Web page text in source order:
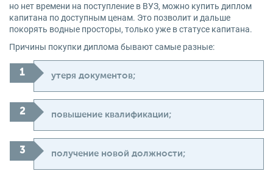
но нет времени на поступление в ВУЗ, можно купить диплом
капитана по доступным ценам. Это позволит и дальше
покорять водные просторы, только уже в статусе капитана.
Причины покупки диплома бывают самые разные:
утеря документов;
повышение квалификации;
получение новой должности;